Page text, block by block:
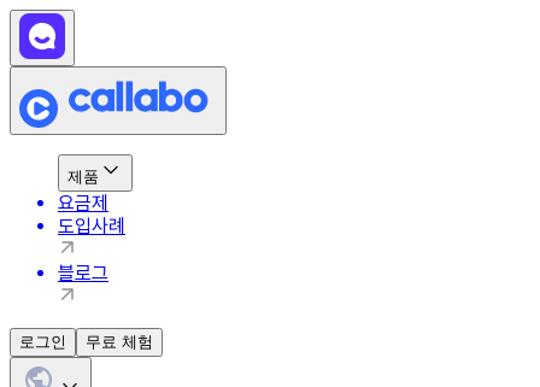
제품
요금제
도입사례
블로그
로그인 무료 체험